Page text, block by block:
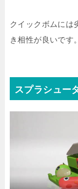
クイックボムには
き相性が良いです。
スプラシュー